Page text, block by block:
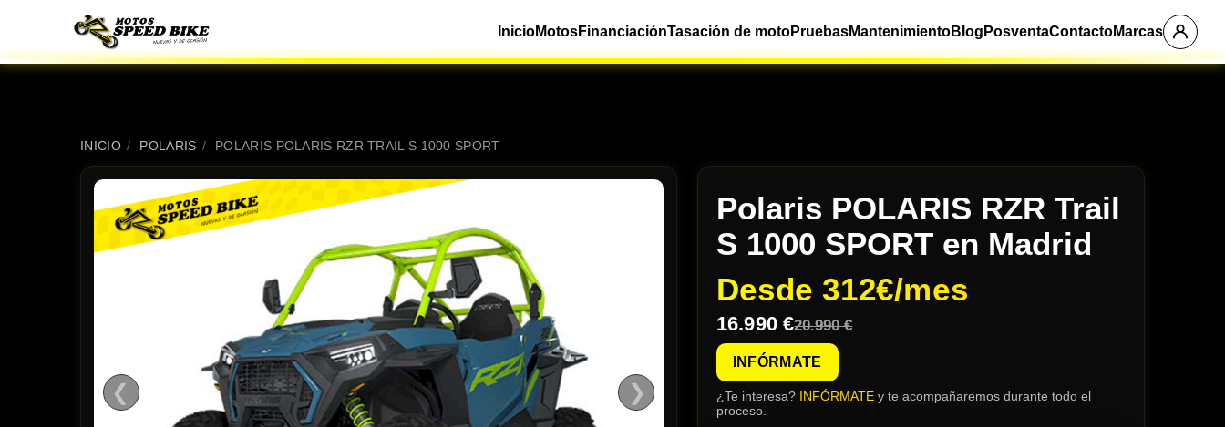
InicioMotosFinanciaciónTasación de motoPruebasMantenimientoBlog PosventaContactoMarcas
INICIO / POLARIS / POLARIS POLARIS RZR TRAIL S 1000 SPORT
❮ ❯
Polaris POLARIS RZR Trail
S 1000 SPORT en Madrid
Desde 312€/mes
16.990 €20.990 €
INFÓRMATE
¿Te interesa? INFÓRMATEy te acompañaremos durante todo el
proceso.